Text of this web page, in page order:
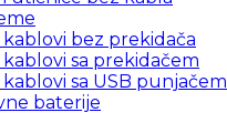
bez prekidača
sa prekidačem
sa USB punjačem
baterije